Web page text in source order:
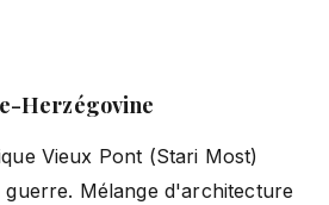
Herzégovine
Vieux Pont (Stari Most)
Mélange d'architecture